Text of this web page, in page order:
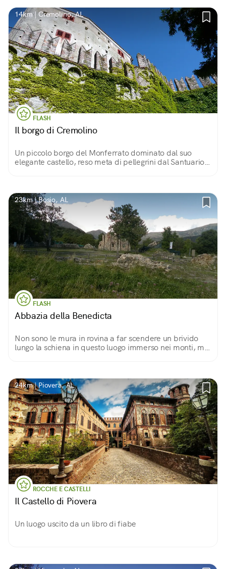
14km | Cremolino, AL
FLASH
Il borgo di Cremolino
Un piccolo borgo del Monferrato dominato dal suo
elegante castello, reso meta di pellegrini dal Santuario
23km | Bosio, AL
FLASH
Abbazia della Benedicta
Non sono le mura in rovina a far scendere un brivido
lungo la schiena in questo luogo immerso nei monti, ma
24km | Piovera, AL
ROCCHE E CASTELLI
Il Castello di Piovera
Un luogo uscito da un libro di fiabe